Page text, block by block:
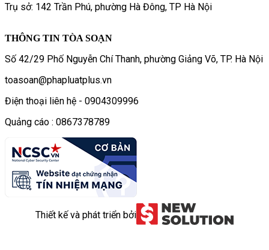
Trụ sở: 142 Trần Phú, phường Hà Đông, TP Hà Nội
THÔNG TIN TÒA SOẠN
Số 42/29 Phố Nguyễn Chí Thanh, phường Giảng Võ, TP. Hà Nội
toasoan@phapluatplus.vn
Điện thoại liên hệ - 0904309996
Quảng cáo : 0867378789
Thiết kế và phát triển bởi